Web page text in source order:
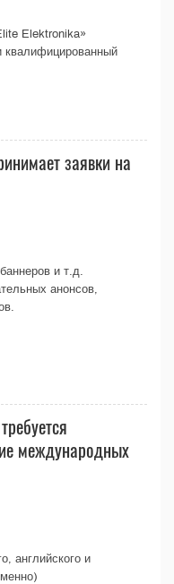
Elektronika»
квалифицированный
заявки на
и т.д.
анонсов,
международных
английского и